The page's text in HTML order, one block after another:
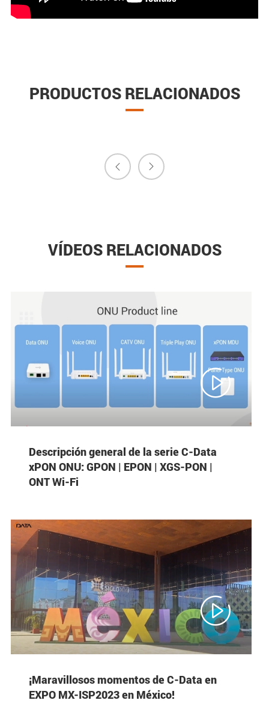
PRODUCTOS RELACIONADOS
 
VÍDEOS RELACIONADOS

Descripción general de la serie C-Data
xPON ONU: GPON | EPON | XGS-PON |
ONT Wi-Fi

¡Maravillosos momentos de C-Data en
EXPO MX-ISP2023 en México!